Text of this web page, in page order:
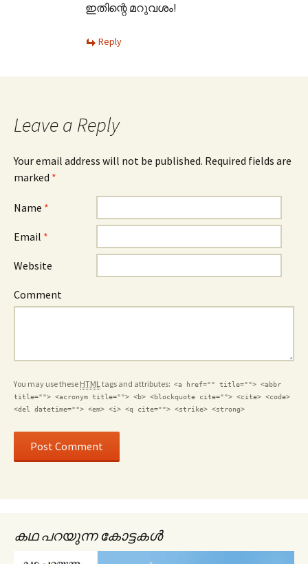
ഇതിന്റെ മറുവശം!
Reply
Leave a Reply
Your email address will not be published. Required fields are
marked *
Name *
Email *
Website
Comment
You may use these HTMLtags and attributes: <a href="" title=""> <abbr
title=""> <acronym title=""> <b> <blockquote cite=""> <cite> <code>
<del datetime=""> <em> <i> <q cite=""> <strike> <strong>
കഥ പറയുന്ന കോട്ടകൾ